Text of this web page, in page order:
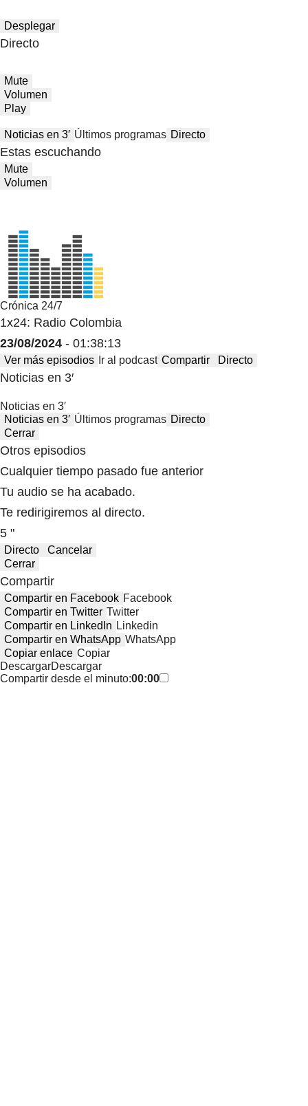
Desplegar
Directo
Mute
Volumen
Play
Noticias en 3′ Últimos programas Directo
Estas escuchando
Mute
Volumen
Crónica 24/7
1x24: Radio Colombia
23/08/2024 - 01:38:13
Ver más episodios Ir al podcast Compartir Directo
Noticias en 3′
Noticias en 3′
Noticias en 3′ Últimos programas Directo
Cerrar
Otros episodios
Cualquier tiempo pasado fue anterior
Tu audio se ha acabado.
Te redirigiremos al directo.
5 "
Directo
Cancelar
Cerrar
Compartir
Compartir en Facebook Facebook
Compartir en Twitter Twitter
Compartir en LinkedIn Linkedin
Compartir en WhatsApp WhatsApp
Copiar enlace Copiar
DescargarDescargar
Compartir desde el minuto:00:00